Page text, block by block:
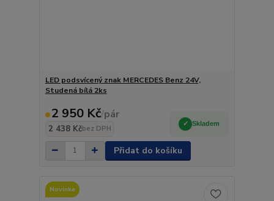
LED podsvícený znak MERCEDES Benz 24V,
Studená bílá 2ks
2 950 Kč/pár
2 438 Kčbez DPH
Skladem
Přidat do košíku
Novinka